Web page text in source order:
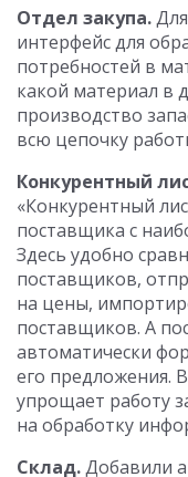
Отдел закупа.
интерфейс для
потребностей в
какой материал в
производство
всю цепочку
Конкурентный
«Конкурентный
поставщика с
Здесь удобно
поставщиков,
на цены,
поставщиков. А
автоматически
его предложения.
упрощает работу
на обработку
Склад.Добавили